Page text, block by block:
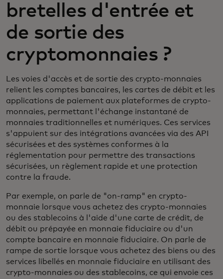
bretelles d'entrée et
de sortie des
cryptomonnaies ?
Les voies d'accès et de sortie des crypto-monnaies
relient les comptes bancaires, les cartes de débit et les
applications de paiement aux plateformes de crypto-
monnaies, permettant l'échange instantané de
monnaies traditionnelles et numériques. Ces services
s'appuient sur des intégrations avancées via des API
sécurisées et des systèmes conformes à la
réglementation pour permettre des transactions
sécurisées, un règlement rapide et une protection
contre la fraude.
Par exemple, on parle de "on-ramp" en crypto-
monnaie lorsque vous achetez des crypto-monnaies
ou des stablecoins à l'aide d'une carte de crédit, de
débit ou prépayée en monnaie fiduciaire ou d'un
compte bancaire en monnaie fiduciaire. On parle de
rampe de sortie lorsque vous achetez des biens ou des
services libellés en monnaie fiduciaire en utilisant des
crypto-monnaies ou des stablecoins, ce qui envoie ces